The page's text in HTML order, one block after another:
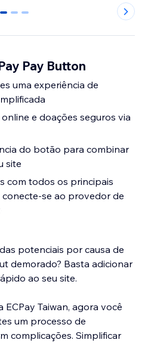
0 1 2
Pay Button
uma experiência de
e doações seguros via
do botão para combinar
site
com todos os principais
se ao provedor de
potenciais por causa de
demorado? Basta adicionar
ao seu site.
ECPay Taiwan, agora você
um processo de
complicações. Simplificar